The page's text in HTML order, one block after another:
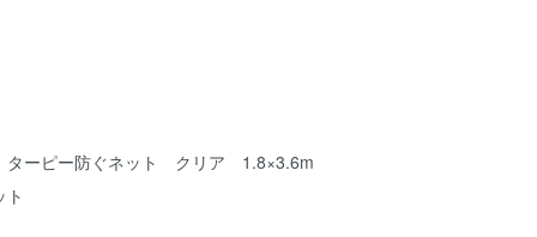
ターピー防ぐネット クリア 1.8×3.6m